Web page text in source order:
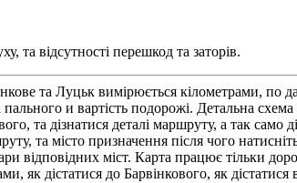
та відсутності перешкод та заторів.
та Луцьк вимірюється кілометрами, по
и вартість подорожі. Детальна
та дізнатися деталі маршруту, а так само
та місто призначення після чого
відповідних міст. Карта працює
як дістатися до Барвінкового, як